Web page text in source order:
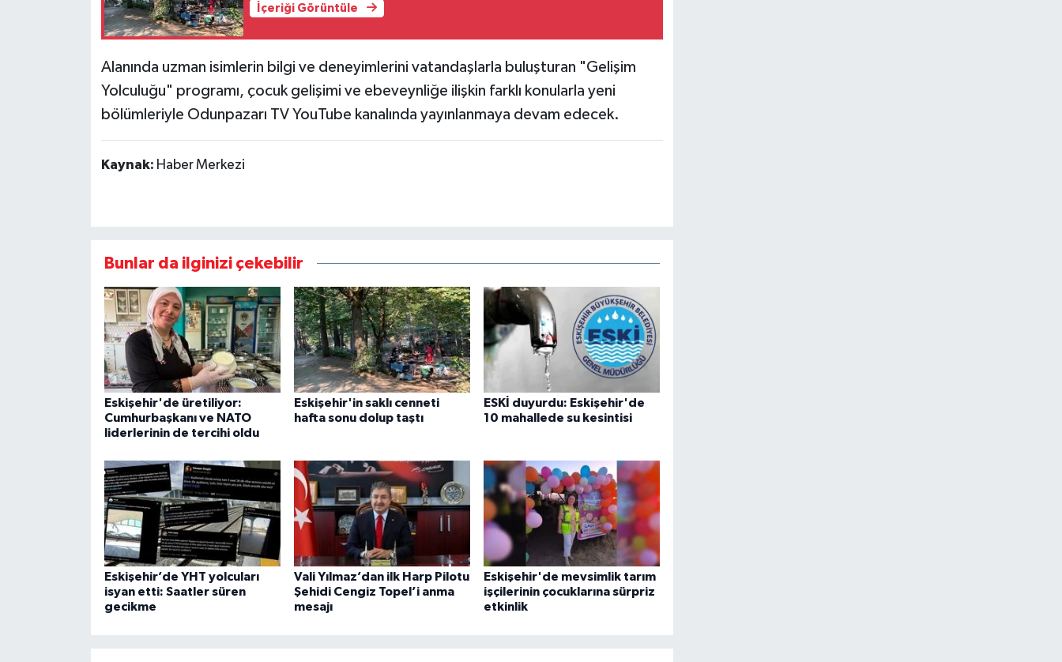
İçeriği Görüntüle
Alanında uzman isimlerin bilgi ve deneyimlerini vatandaşlarla buluşturan "Gelişim
Yolculuğu" programı, çocuk gelişimi ve ebeveynliğe ilişkin farklı konularla yeni
bölümleriyle Odunpazarı TV YouTube kanalında yayınlanmaya devam edecek.
Kaynak: Haber Merkezi
Bunlar da ilginizi çekebilir
Eskişehir'de üretiliyor:
Cumhurbaşkanı ve NATO
liderlerinin de tercihi oldu
Eskişehir'in saklı cenneti
hafta sonu dolup taştı
ESKİ duyurdu: Eskişehir'de
10 mahallede su kesintisi
Eskişehir’de YHT yolcuları
isyan etti: Saatler süren
gecikme
Vali Yılmaz’dan ilk Harp Pilotu
Şehidi Cengiz Topel’i anma
mesajı
Eskişehir'de mevsimlik tarım
işçilerinin çocuklarına sürpriz
etkinlik